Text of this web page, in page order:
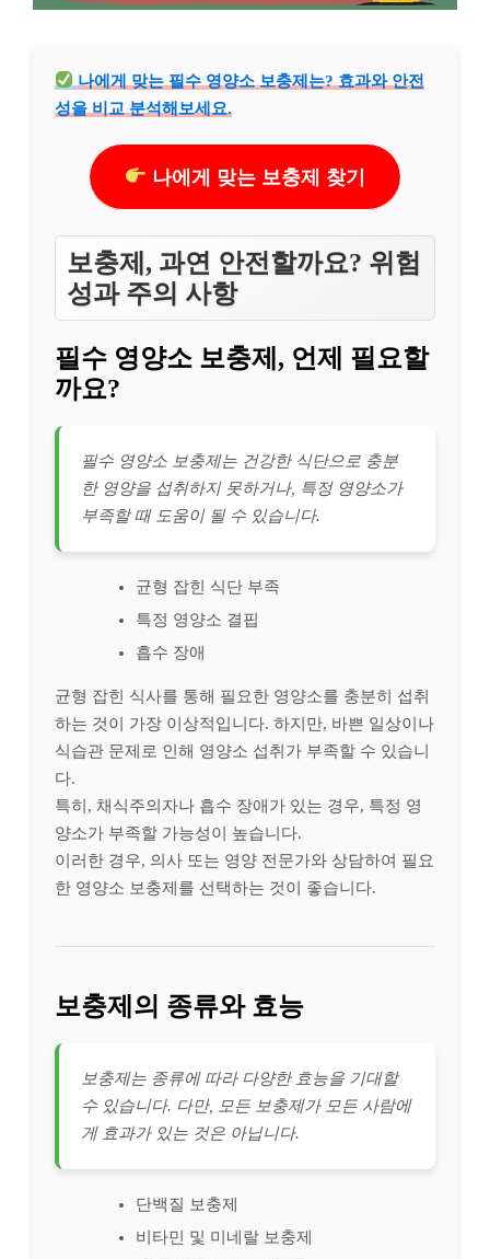
나에게 맞는 필수 영양소 보충제는? 효과와 안전
성을 비교 분석해보세요.
나에게 맞는 보충제 찾기
보충제, 과연 안전할까요? 위험
성과 주의 사항
필수 영양소 보충제, 언제 필요할
까요?
필수 영양소 보충제는 건강한 식단으로 충분
한 영양을 섭취하지 못하거나, 특정 영양소가
부족할 때 도움이 될 수 있습니다.
균형 잡힌 식단 부족
특정 영양소 결핍
흡수 장애
균형 잡힌 식사를 통해 필요한 영양소를 충분히 섭취
하는 것이 가장 이상적입니다. 하지만, 바쁜 일상이나
식습관 문제로 인해 영양소 섭취가 부족할 수 있습니
다.
특히, 채식주의자나 흡수 장애가 있는 경우, 특정 영
양소가 부족할 가능성이 높습니다.
이러한 경우, 의사 또는 영양 전문가와 상담하여 필요
한 영양소 보충제를 선택하는 것이 좋습니다.
보충제의 종류와 효능
보충제는 종류에 따라 다양한 효능을 기대할
수 있습니다. 다만, 모든 보충제가 모든 사람에
게 효과가 있는 것은 아닙니다.
단백질 보충제
비타민 및 미네랄 보충제